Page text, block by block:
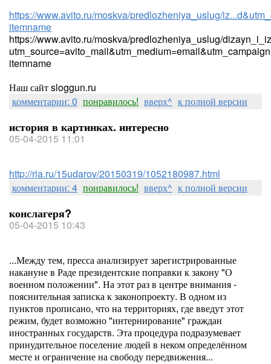
https://www.avito.ru/moskva/predlozheniya_uslug/
itemname
https://www.avito.ru/moskva/predlozheniya_uslug/
itemname
Наш сайт sloggun.ru
комментарии: 0 понравилось! вверх^ к полной версии
история в картинках. интересно
05-04-2015 11:01
http://ria.ru/15udarov/20150319/1052180987.html
комментарии: 4 понравилось! вверх^ к полной версии
конслагеря?
05-04-2015 10:43
...Между тем, пресса анализирует зарегистрированные
накануне в Раде президентские поправки к закону "О
военном положении". На этот раз в центре внимания -
пояснительная записка к законопроекту. В одном из
пунктов прописано, что на территориях, где введут этот
режим, будет возможно "интернирование" граждан
иностранных государств. Эта процедура подразумевает
принудительное поселение людей в неком определённом
месте и ограничение на свободу передвижения...